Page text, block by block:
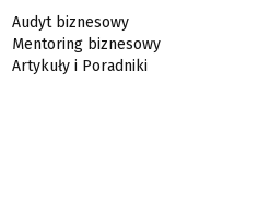
Audyt biznesowy
Mentoring biznesowy
Artykuły i Poradniki